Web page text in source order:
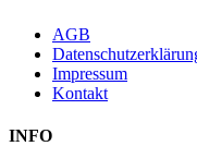
AGB
Impressum
Kontakt
INFO